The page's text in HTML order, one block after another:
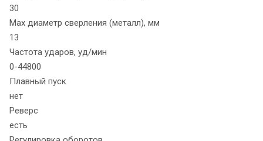
30
Max диаметр сверления (металл), мм
13
Частота ударов, уд/мин
0-44800
Плавный пуск
нет
Реверс
есть